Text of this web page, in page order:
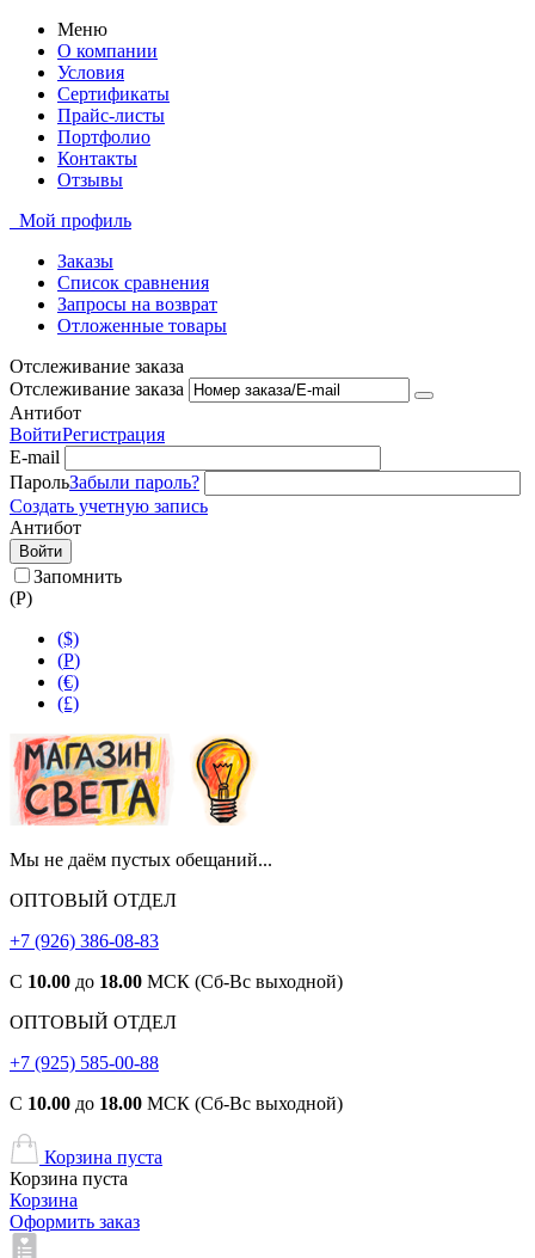
Меню
О компании
Условия
Сертификаты
Прайс-листы
Портфолио
Контакты
Отзывы
Мой профиль
Заказы
Список сравнения
Запросы на возврат
Отложенные товары
Отслеживание заказа
Отслеживание заказа
Антибот
ВойтиРегистрация
E-mail
ПарольЗабыли пароль?
Создать учетную запись
Антибот
Войти
Запомнить
(Р)
($)
(Р)
(€)
(£)
Мы не даём пустых обещаний...
ОПТОВЫЙ ОТДЕЛ
+7 (926) 386-08-83
С 10.00 до 18.00 МСК (Сб-Вс выходной)
ОПТОВЫЙ ОТДЕЛ
+7 (925) 585-00-88
С 10.00 до 18.00 МСК (Сб-Вс выходной)
Корзина пуста
Корзина пуста
Корзина
Оформить заказ